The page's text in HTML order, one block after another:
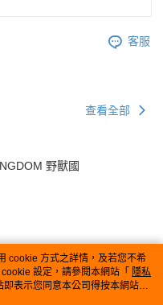
客服
查看全部
野獸國
cookie 方式之詳情，及若您不希
設定，請參閱本網站「 隱私
表示您同意本公司得按本網站使